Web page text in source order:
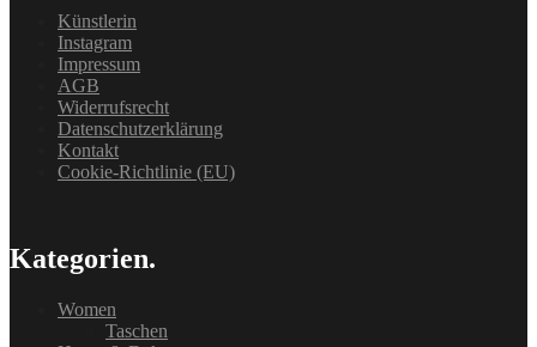
Künstlerin
Instagram
Impressum
AGB
Widerrufsrecht
Datenschutzerklärung
Kontakt
Cookie-Richtlinie (EU)
Kategorien.
Women
Taschen